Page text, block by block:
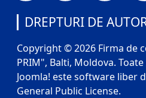
DREPTURI DE
Copyright © 2026 Firma de
PRIM", Balti, Moldova.
Joomla! este software liber
General Public License.